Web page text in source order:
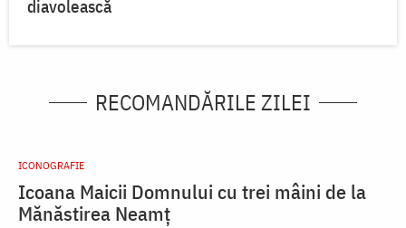
diavolească
RECOMANDĂRILE ZILEI
ICONOGRAFIE
Icoana Maicii Domnului cu trei mâini de la
Mănăstirea Neamț